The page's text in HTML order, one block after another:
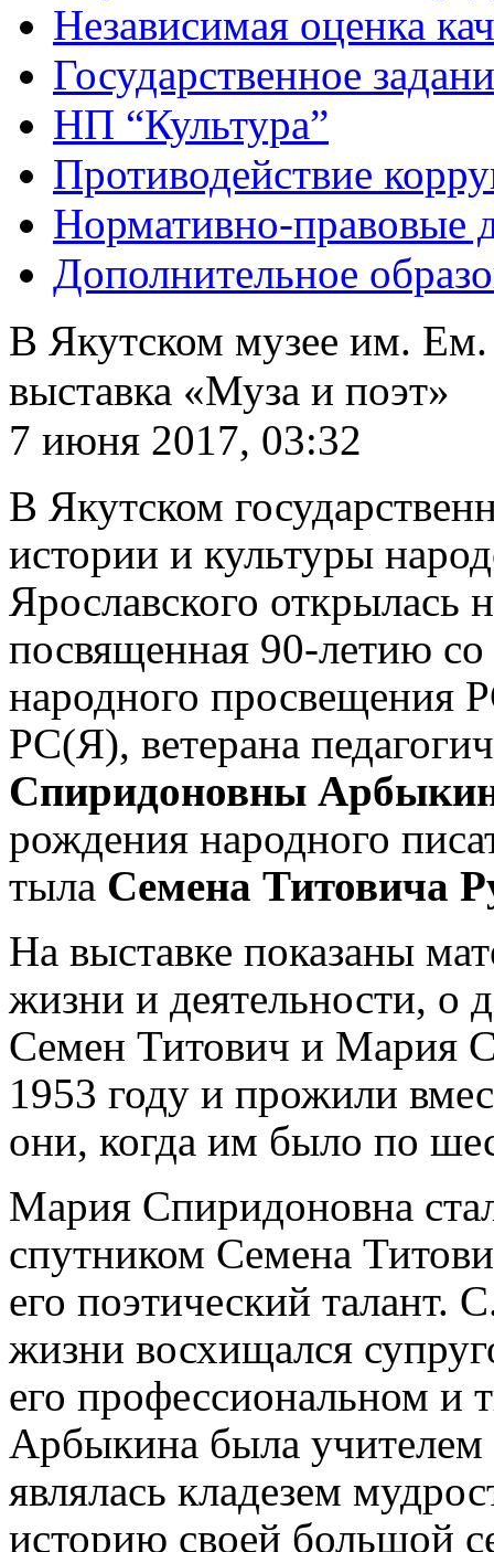
Независимая оценка
Государственное
НП “Культура”
Противодействие
Нормативно-правовые
Дополнительное
В Якутском музее им. Ем.
выставка «Муза и поэт»
7 июня 2017, 03:32
В Якутском
истории и культуры
Ярославского открылась
посвященная 90-летию
народного просвещения
РС(Я), ветерана
Спиридоновны
рождения народного
тыла Семена Титовича
На выставке показаны
жизни и деятельности, о
Семен Титович и Мария
1953 году и прожили
они, когда им было по
Мария Спиридоновна
спутником Семена
его поэтический талант.
жизни восхищался
его профессиональном и
Арбыкина была учителем
являлась кладезем
историю своей большой